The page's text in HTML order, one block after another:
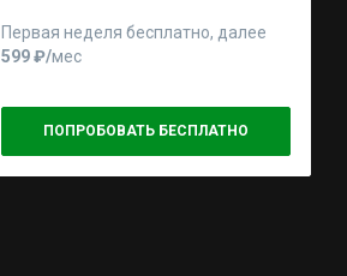
Первая неделя бесплатно, далее
599 ₽⁠/⁠мес
ПОПРОБОВАТЬ БЕСПЛАТНО